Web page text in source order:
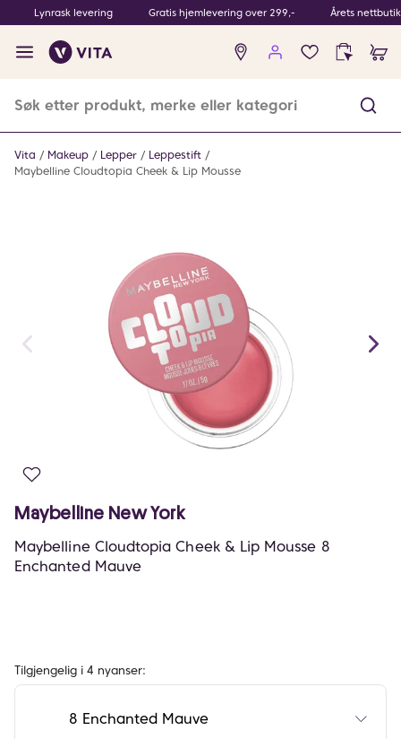
Lynrask levering Gratis hjemlevering over 299,- Årets
Ingen
produkter
Vita Makeup Lepper
Leppestift
Maybelline Cloudtopia Cheek & Lip Mousse
Maybelline New York
Maybelline Cloudtopia Cheek & Lip Mousse 8
Enchanted Mauve
Tilgjengelig i 4 nyanser:
8 Enchanted Mauve